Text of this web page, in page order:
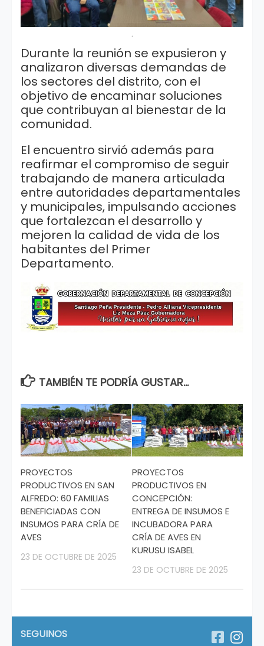
.
Durante la reunión se expusieron y
analizaron diversas demandas de
los sectores del distrito, con el
objetivo de encaminar soluciones
que contribuyan al bienestar de la
comunidad.
El encuentro sirvió además para
reafirmar el compromiso de seguir
trabajando de manera articulada
entre autoridades departamentales
y municipales, impulsando acciones
que fortalezcan el desarrollo y
mejoren la calidad de vida de los
habitantes del Primer
Departamento.
TAMBIÉN TE PODRÍA GUSTAR...
PROYECTOS
PRODUCTIVOS EN SAN
ALFREDO: 60 FAMILIAS
BENEFICIADAS CON
INSUMOS PARA CRÍA DE
AVES
23 DE OCTUBRE DE 2025
PROYECTOS
PRODUCTIVOS EN
CONCEPCIÓN:
ENTREGA DE INSUMOS E
INCUBADORA PARA
CRÍA DE AVES EN
KURUSU ISABEL
23 DE OCTUBRE DE 2025
SEGUINOS